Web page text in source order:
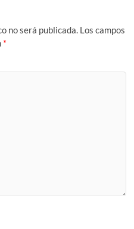
no será publicada. Los campos
*